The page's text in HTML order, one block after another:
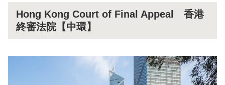
Hong Kong Court of Final Appeal 香港
終審法院【中環】